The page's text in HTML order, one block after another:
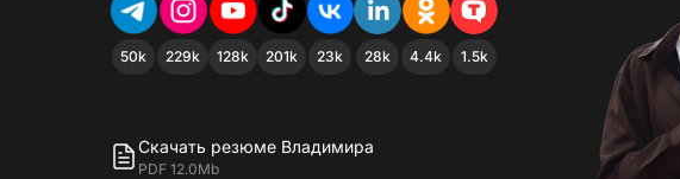
50k 229k 128k 201k 23k 28k 4.4k 1.5k
Скачать резюме Владимира
PDF 12.0Mb